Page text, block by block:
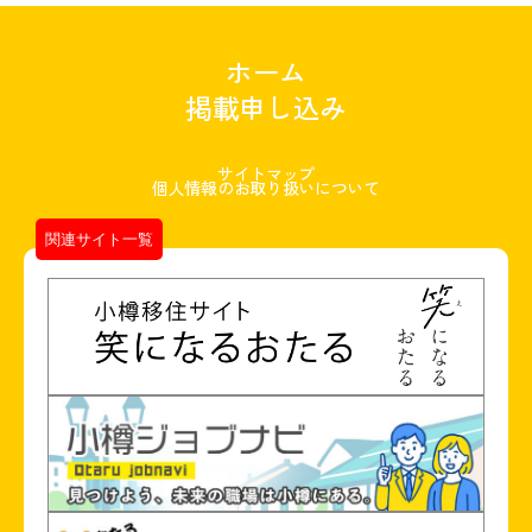
ホーム
掲載申し込み
サイトマップ
個人情報のお取り扱いについて
関連サイト一覧